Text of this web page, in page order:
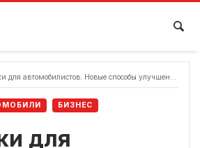
автомобилистов. Новые способы улучшения опыта пользования авто
БИЗНЕС
для